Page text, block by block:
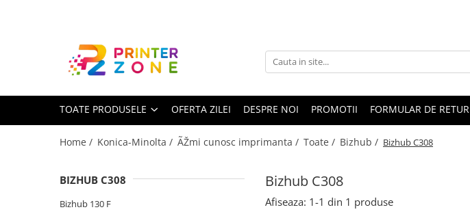
Toate Produsele
Imprimante cu jet
Imprimante etichete
Imprimante termice
TOATE PRODUSELE OFERTA ZILEI DESPRE NOI PROMOTII FORMULAR DE RETUR
Home / Konica-Minolta / ÃŽmi cunosc imprimanta / Toate / Bizhub / Bizhub C308
Bizhub C308
BIZHUB C308
Bizhub 130 F
Afiseaza: 1-1 din 1 produse